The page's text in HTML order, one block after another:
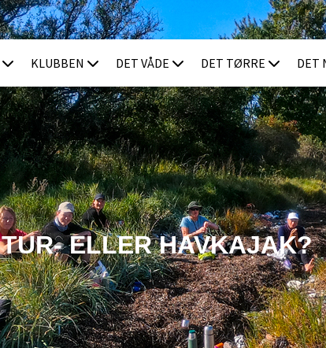
KLUBBEN DET VÅDE DET TØRRE DET
TUR- ELLER HAVKAJAK?